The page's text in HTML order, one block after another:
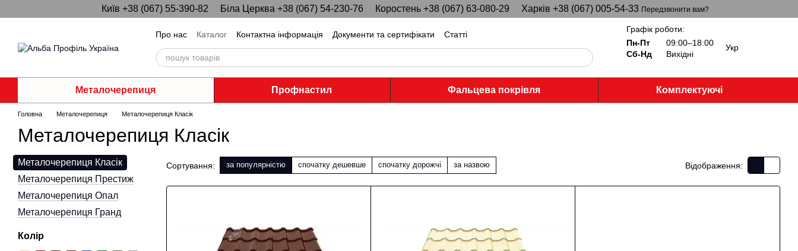
Перейти до основного контентуКиїв +38 (067) 55-390-82 Біла Церква +38 (067) 54-230-76 Коростень +38 (067) 63-080-29 Харків +38 (067) 005-54-33 Передзвонити вам?
Про нас Каталог Контактна інформація Документи та сертифікати Статті
Графік роботи:
Пн-Пт
09:00–18:00
Сб-Нд
Вихідні
Укр
Металочерепиця Профнастил Фальцева покрівля Комплектуючі
Головна Металочерепиця Металочерепиця Класік
Металочерепиця Класік
Сортування: за популярністю спочатку дешевше спочатку дорожчі за назвою Відображення:
Металочерепиця Класік
Металочерепиця Престиж
Металочерепиця Опал
Металочерепиця Гранд
Колір